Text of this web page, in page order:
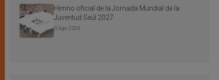
Himno oficial de la Jornada Mundial de la
Juventud Seúl 2027
3 Ago 2026